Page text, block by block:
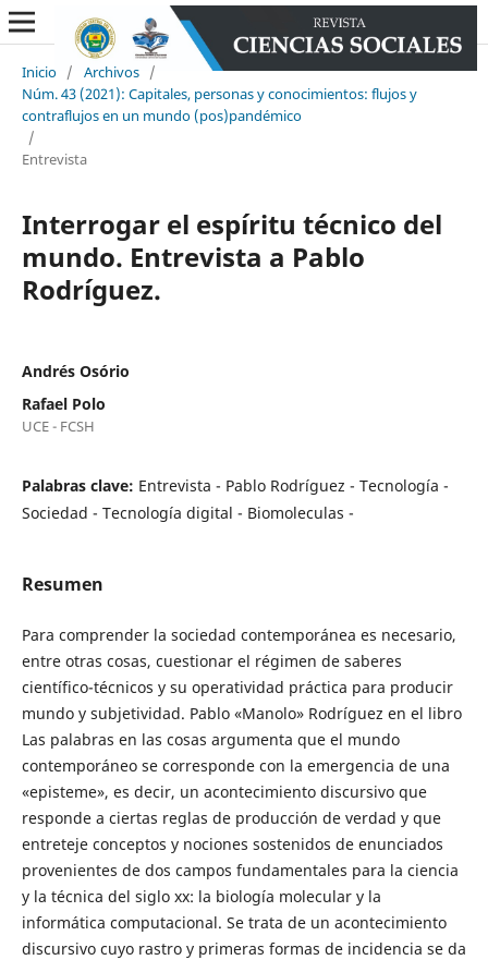
Inicio / Archivos /
Núm. 43 (2021): Capitales, personas y conocimientos: flujos y
contraflujos en un mundo (pos)pandémico
/
Entrevista
Interrogar el espíritu técnico del
mundo. Entrevista a Pablo
Rodríguez.
Andrés Osório
Rafael Polo
UCE - FCSH
Palabras clave: Entrevista - Pablo Rodríguez - Tecnología -
Sociedad - Tecnología digital - Biomoleculas -
Resumen
Para comprender la sociedad contemporánea es necesario,
entre otras cosas, cuestionar el régimen de saberes
científico-técnicos y su operatividad práctica para producir
mundo y subjetividad. Pablo «Manolo» Rodríguez en el libro
Las palabras en las cosas argumenta que el mundo
contemporáneo se corresponde con la emergencia de una
«episteme», es decir, un acontecimiento discursivo que
responde a ciertas reglas de producción de verdad y que
entreteje conceptos y nociones sostenidos de enunciados
provenientes de dos campos fundamentales para la ciencia
y la técnica del siglo xx: la biología molecular y la
informática computacional. Se trata de un acontecimiento
discursivo cuyo rastro y primeras formas de incidencia se da